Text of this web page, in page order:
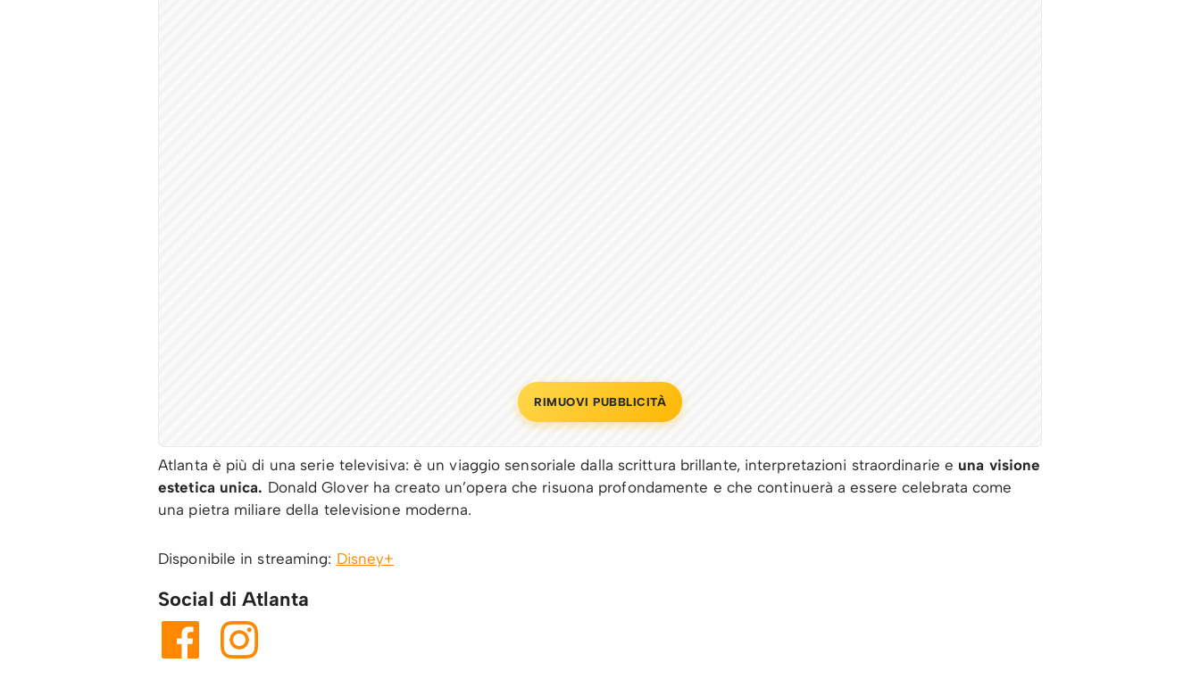
RIMUOVI PUBBLICITÀ
Atlanta è più di una serie televisiva: è un viaggio sensoriale dalla scrittura brillante, interpretazioni straordinarie e una visione
estetica unica. Donald Glover ha creato un’opera che risuona profondamente e che continuerà a essere celebrata come
una pietra miliare della televisione moderna.
Disponibile in streaming: Disney+
Social di Atlanta